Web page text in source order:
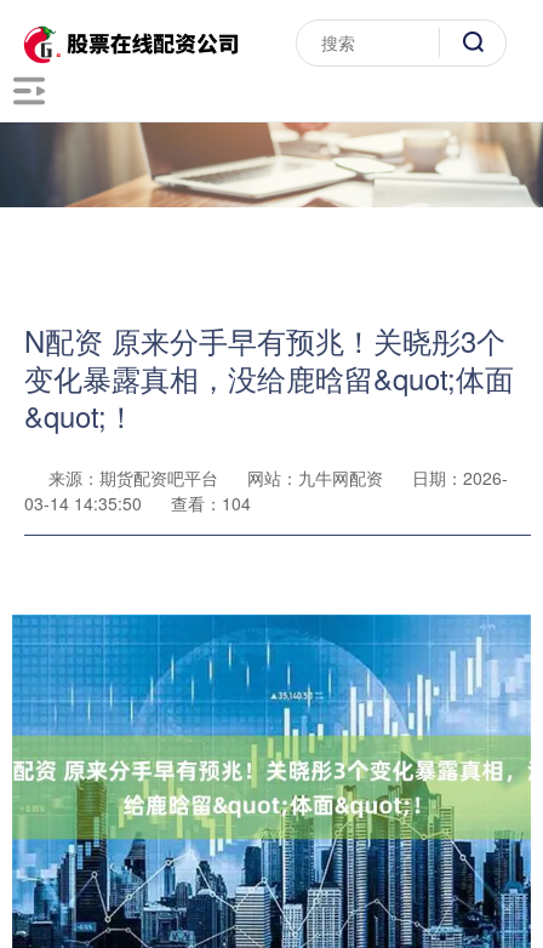
N配资 原来分手早有预兆！关晓彤3个
变化暴露真相，没给鹿晗留&quot;体面
&quot;！
来源：期货配资吧平台 网站：九牛网配资
日期：2026-
03-14 14:35:50
查看：104